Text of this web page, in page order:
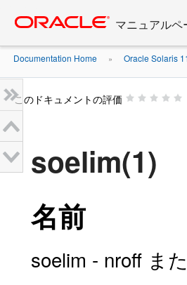
content
マニュアル
Documentation Home » Oracle Solaris
このドキュメントの評価
soelim(1)
名前
soelim - nroff ま